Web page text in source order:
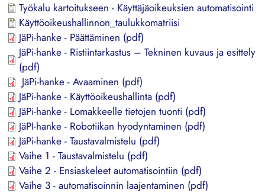
Työkalu kartoitukseen - Käyttäjäoikeuksien automatisointi
Käyttöoikeushallinnon_taulukkomatriisi
JäPi-hanke - Päättäminen (pdf)
JäPi-hanke - Ristiintarkastus – Tekninen kuvaus ja esittely
(pdf)
JäPi-hanke - Avaaminen (pdf)
JäPi-hanke - Käyttöoikeushallinta (pdf)
JäPi-hanke - Lomakkeelle tietojen tuonti (pdf)
JäPI-hanke - Robotiikan hyodyntaminen (pdf)
JäPi-hanke - Taustavalmistelu (pdf)
Vaihe 1 - Taustavalmistelu (pdf)
Vaihe 2 - Ensiaskeleet automatisointiin (pdf)
Vaihe 3 - automatisoinnin laajentaminen (pdf)